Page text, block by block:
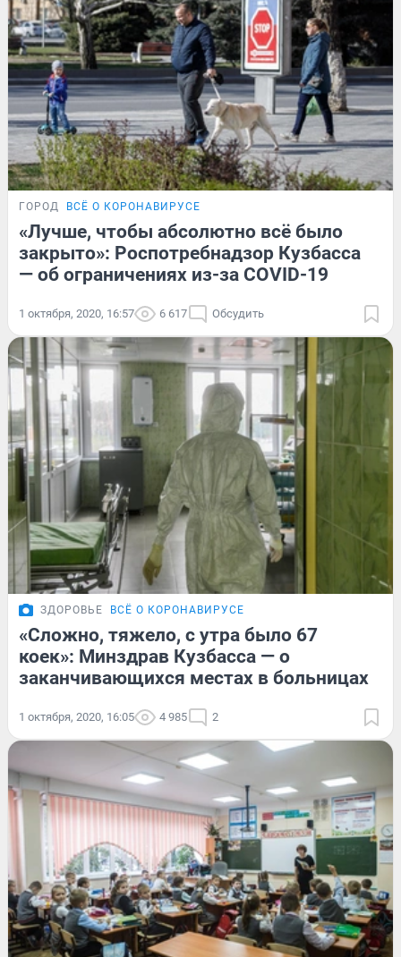
ГОРОД ВСЁ О КОРОНАВИРУСЕ
«Лучше, чтобы абсолютно всё было
закрыто»: Роспотребнадзор Кузбасса
— об ограничениях из-за COVID-19
1 октября, 2020, 16:57 6 617 Обсудить
ЗДОРОВЬЕ ВСЁ О КОРОНАВИРУСЕ
«Сложно, тяжело, с утра было 67
коек»: Минздрав Кузбасса — о
заканчивающихся местах в больницах
1 октября, 2020, 16:05 4 985 2